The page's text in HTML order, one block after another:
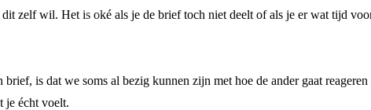
zelf wil. Het is oké als je de brief toch niet deelt of als je er wat tijd
is dat we soms al bezig kunnen zijn met hoe de ander gaat
je écht voelt.